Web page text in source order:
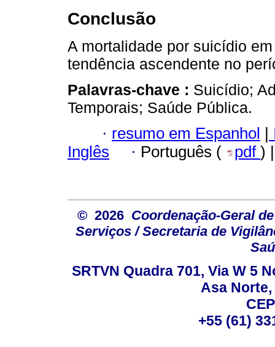
Conclusão
A mortalidade por suicídio
tendência ascendente no
Palavras-chave : Suicídio;
Temporais; Saúde Pública.
· resumo em Espanhol
Inglês
· Português ( pdf )
© 2026 Coordenação-Geral
Serviços / Secretaria de
SRTVN Quadra 701, Via W 5
Asa
+55 (61)